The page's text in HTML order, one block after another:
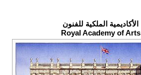
الأكاديمية الملكية للفنون
Royal Academy of Arts